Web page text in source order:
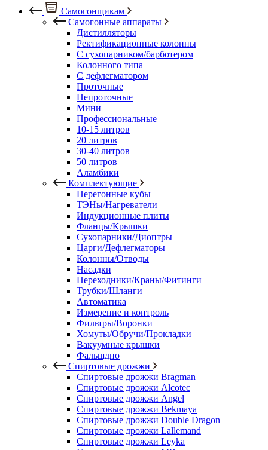
Самогонщикам
Самогонные аппараты
Дистилляторы
Ректификационные колонны
С сухопарником/барботером
Колонного типа
С дефлегматором
Проточные
Непроточные
Мини
Профессиональные
10-15 литров
20 литров
30-40 литров
50 литров
Аламбики
Комплектующие
Перегонные кубы
ТЭНы/Нагреватели
Индукционные плиты
Фланцы/Крышки
Сухопарники/Диоптры
Царги/Дефлегматоры
Колонны/Отводы
Насадки
Переходники/Краны/Фитинги
Трубки/Шланги
Автоматика
Измерение и контроль
Фильтры/Воронки
Хомуты/Обручи/Прокладки
Вакуумные крышки
Фальшдно
Спиртовые дрожжи
Спиртовые дрожжи Bragman
Спиртовые дрожжи Alcotec
Спиртовые дрожжи Angel
Спиртовые дрожжи Bekmaya
Спиртовые дрожжи Double Dragon
Спиртовые дрожжи Lallemand
Спиртовые дрожжи Leyka